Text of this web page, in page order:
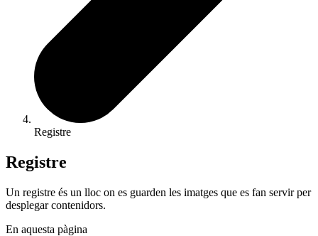
Registre
Registre
Un registre és un lloc on es guarden les imatges que es fan servir per
desplegar contenidors.
En aquesta pàgina